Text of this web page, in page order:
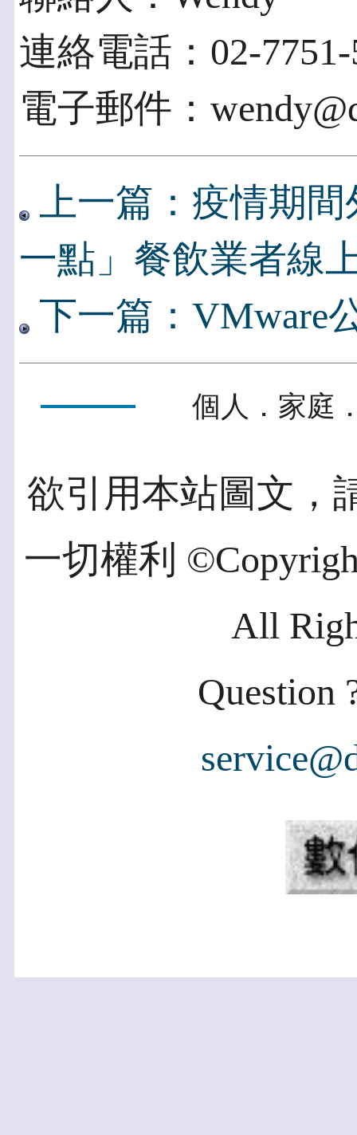
連絡電話：02-7751-
電子郵件：
上一篇：疫情期
一點」餐飲業者線
下一篇：VMware
個人．家庭
欲引用本站圖文，
一切權利
All
Question